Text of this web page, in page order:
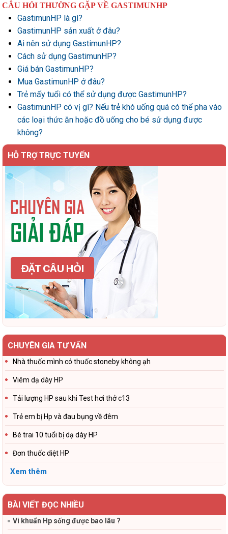
CÂU HỎI THƯỜNG GẶP VỀ GASTIMUNHP
GastimunHP là gì?
GastimunHP sản xuất ở đâu?
Ai nên sử dụng GastimunHP?
Cách sử dụng GastimunHP?
Giá bán GastimunHP?
Mua GastimunHP ở đâu?
Trẻ mấy tuổi có thể sử dụng được GastimunHP?
GastimunHP có vị gì? Nếu trẻ khó uống quá có thể pha vào
các loại thức ăn hoặc đồ uống cho bé sử dụng được
không?
HỖ TRỢ TRỰC TUYẾN
CHUYÊN GIA TƯ VẤN
Nhà thuốc mình có thuốc stoneby không ạh
Viêm dạ dày HP
Tải lượng HP sau khi Test hơi thở c13
Trẻ em bị Hp và đau bụng về đêm
Bé trai 10 tuổi bị dạ dày HP
Đơn thuốc diệt HP
Xem thêm
BÀI VIẾT ĐỌC NHIỀU
Vi khuẩn Hp sống được bao lâu ?